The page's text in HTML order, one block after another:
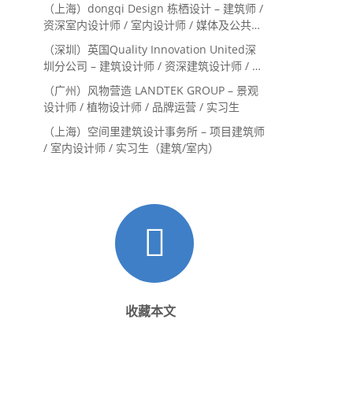
（上海）dongqi Design 栋栖设计 – 建筑师 /
资深室内设计师 / 室内设计师 / 媒体及公共关
系主管 / 设计实习生（常年招聘）
（深圳）英国Quality Innovation United深
圳分公司 – 建筑设计师 / 资深建筑设计师 / 室
内设计师 / 设计实习生
（广州）风物营造 LANDTEK GROUP – 景观
设计师 / 植物设计师 / 品牌运营 / 实习生
（上海）空间里建筑设计事务所 – 项目建筑师
/ 室内设计师 / 实习生（建筑/室内）
收藏本文